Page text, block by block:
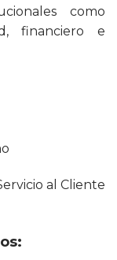
como
financiero e
al Cliente